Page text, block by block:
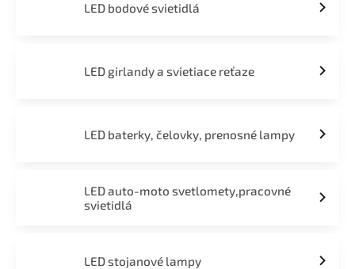
LED bodové svietidlá
LED girlandy a svietiace reťaze
LED baterky, čelovky, prenosné lampy
LED auto-moto svetlomety,pracovné
svietidlá
LED stojanové lampy